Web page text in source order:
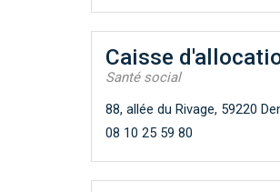
Caisse
Santé social
88, allée du Rivage, 59220
08 10 25 59 80